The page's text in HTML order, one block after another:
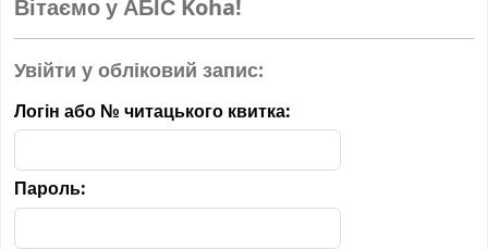
Вітаємо у АБІС Koha!
Увійти у обліковий запис:
Логін або № читацького квитка:
Пароль: